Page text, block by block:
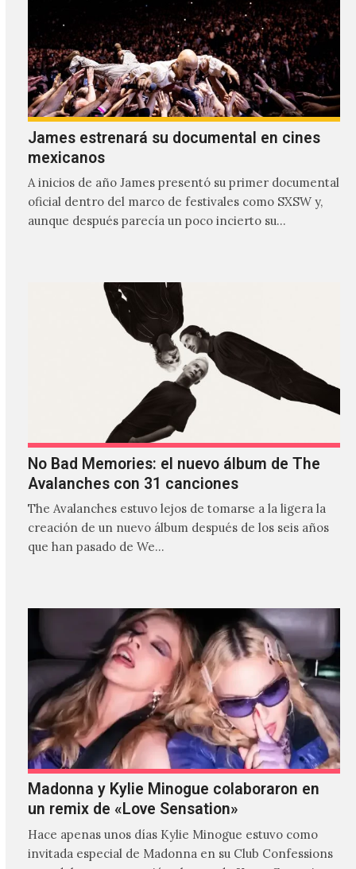
James estrenará su documental en cines
mexicanos
A inicios de año James presentó su primer documental
oficial dentro del marco de festivales como SXSW y,
aunque después parecía un poco incierto su…
No Bad Memories: el nuevo álbum de The
Avalanches con 31 canciones
The Avalanches estuvo lejos de tomarse a la ligera la
creación de un nuevo álbum después de los seis años
que han pasado de We…
Madonna y Kylie Minogue colaboraron en
un remix de «Love Sensation»
Hace apenas unos días Kylie Minogue estuvo como
invitada especial de Madonna en su Club Confessions